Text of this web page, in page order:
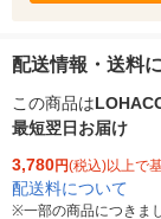
配送情報・送料
この商品は
最短翌日お届け
3,780円(税込)以上で
配送料について
※一部の商品につきま